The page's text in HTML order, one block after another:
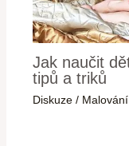
Jak naučit
tipů a triků
Diskuze / Malování